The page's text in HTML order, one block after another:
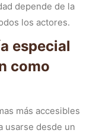
depende de la
los actores.
especial
como
más accesibles
usarse desde un